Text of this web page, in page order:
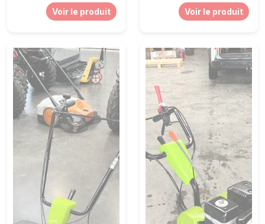
Voir le produit Voir le produit